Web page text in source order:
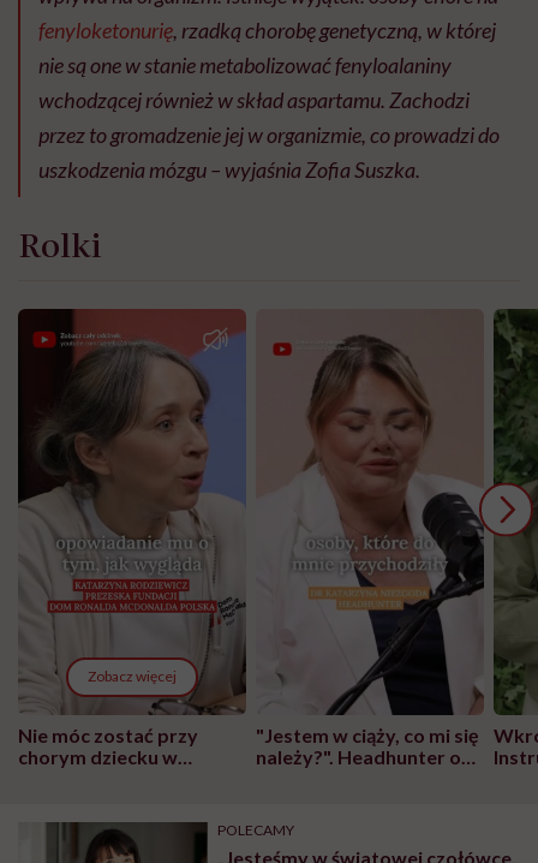
fenyloketonurię, rzadką chorobę genetyczną, w której
nie są one w stanie metabolizować fenyloalaniny
wchodzącej również w skład aspartamu. Zachodzi
przez to gromadzenie jej w organizmie, co prowadzi do
uszkodzenia mózgu – wyjaśnia Zofia Suszka.
Rolki
Zobacz więcej
Nie móc zostać przy
chorym dziecku w
może chyba tylko
głupota i brak
"Jestem w ciąży, co mi się
należy?". Headhunter o
pracy
POLECAMY
„Jesteśmy w światowej czołówce,